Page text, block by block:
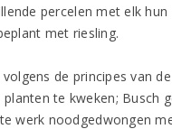
percelen met elk
met riesling.
de principes van
te kweken; Busch
werk noodgedwongen